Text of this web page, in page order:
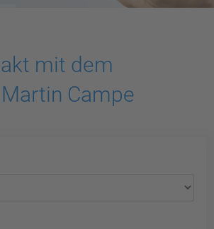
mit dem
Campe